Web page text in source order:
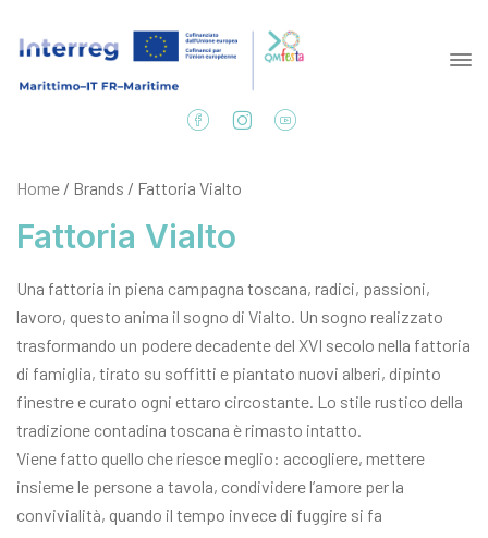
Home / Brands / Fattoria Vialto
Fattoria Vialto
Una fattoria in piena campagna toscana, radici, passioni,
lavoro, questo anima il sogno di Vialto. Un sogno realizzato
trasformando un podere decadente del XVI secolo nella fattoria
di famiglia, tirato su soffitti e piantato nuovi alberi, dipinto
finestre e curato ogni ettaro circostante. Lo stile rustico della
tradizione contadina toscana è rimasto intatto.
Viene fatto quello che riesce meglio: accogliere, mettere
insieme le persone a tavola, condividere l’amore per la
convivialità, quando il tempo invece di fuggire si fa